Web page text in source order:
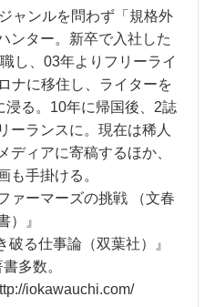
ャンルを問わず「規格外
ンター。新卒で入社した
し、03年よりフリーライ
ナに移住し、ライターを
浸る。10年に帰国後、2誌
ーランスに。現在は稀人
ディアに寄稿するほか、
も手掛ける。
ァーマーズの挑戦 （文春
）』
破る仕事論（双葉社）』
多数。
iokawauchi.com/